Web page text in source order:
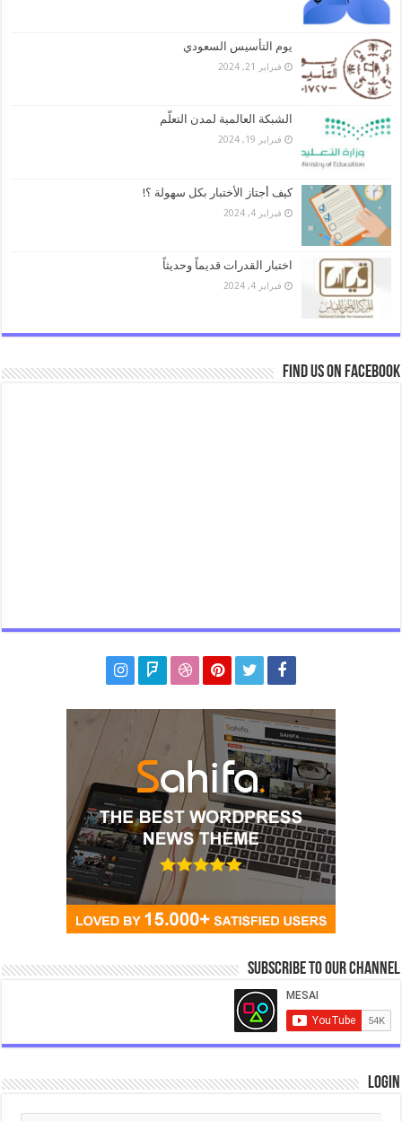
يوم التأسيس السعودي
فبراير 21, 2024
الشبكة العالمية لمدن التعلّم
فبراير 19, 2024
كيف أجتاز الأختبار بكل سهولة ؟!
فبراير 4, 2024
اختبار القدرات قديماً وحديثاً
فبراير 4, 2024
Find us on Facebook
Subscribe to our Channel
Login